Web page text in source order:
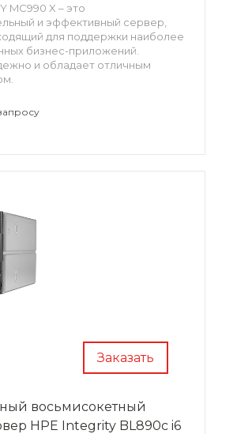
MC990 X – это
и эффективный сервер,
для поддержки наиболее
бизнес-приложений.
и обладает отличным
Заказать
восьмисокетный
HPE Integrity BL890c i6